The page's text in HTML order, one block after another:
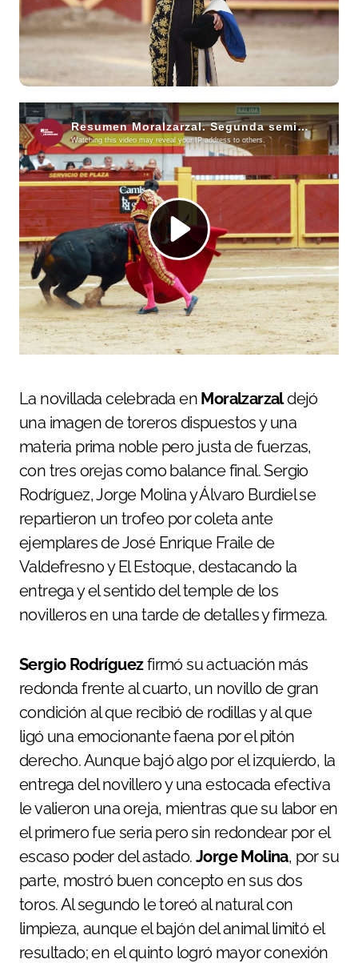
La novillada celebrada en Moralzarzaldejó
una imagen de toreros dispuestos y una
materia prima noble pero justa de fuerzas,
con tres orejas como balance final. Sergio
Rodríguez, Jorge Molina y Álvaro Burdiel se
repartieron un trofeo por coleta ante
ejemplares de José Enrique Fraile de
Valdefresno y El Estoque, destacando la
entrega y el sentido del temple de los
novilleros en una tarde de detalles y firmeza.
Sergio Rodríguezfirmó su actuación más
redonda frente al cuarto, un novillo de gran
condición al que recibió de rodillas y al que
ligó una emocionante faena por el pitón
derecho. Aunque bajó algo por el izquierdo, la
entrega del novillero y una estocada efectiva
le valieron una oreja, mientras que su labor en
el primero fue seria pero sin redondear por el
escaso poder del astado. Jorge Molina, por su
parte, mostró buen concepto en sus dos
toros. Al segundo le toreó al natural con
limpieza, aunque el bajón del animal limitó el
resultado; en el quinto logró mayor conexión